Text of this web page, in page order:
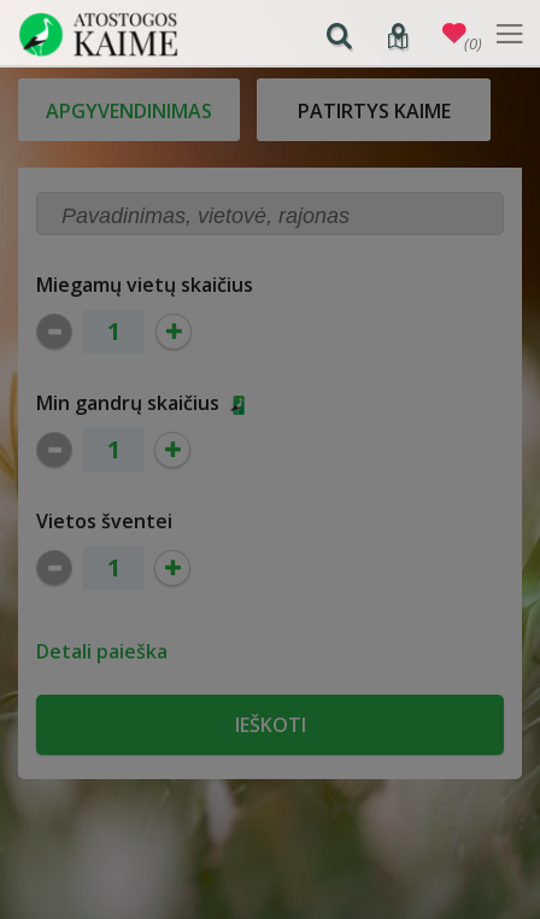
APGYVENDINIMAS PATIRTYS KAIME
Miegamų vietų skaičius
Min gandrų skaičius
Vietos šventei
Detali paieška
(0)